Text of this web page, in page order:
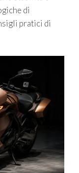
di
pratici di